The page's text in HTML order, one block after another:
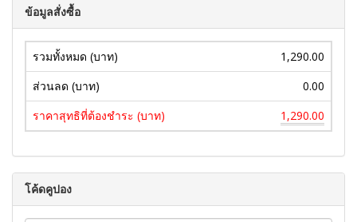
ข้อมูลสั่งซื้อ
รวมทั้งหมด (บาท)
1,290.00
ส่วนลด (บาท)
0.00
ราคาสุทธิที่ต้องชำระ (บาท)
1,290.00
โค้ดคูปอง